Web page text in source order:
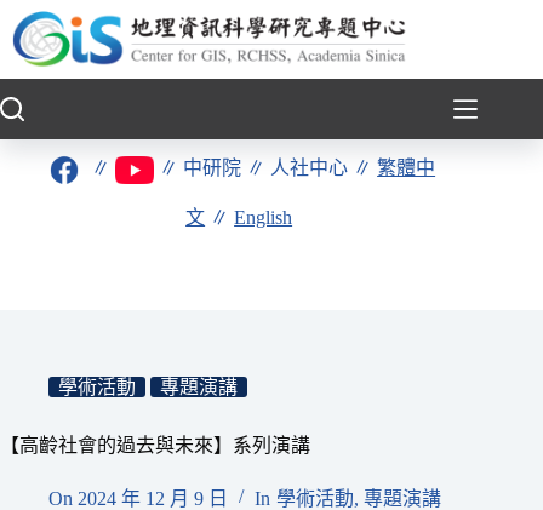
至
要
∥ ∥ 中研院 ∥ 人社中心 ∥繁體中
文 ∥English
學術活動 專題演講
【高齡社會的過去與未來】系列演講
On 2024 年 12 月 9 日 In 學術活動, 專題演講